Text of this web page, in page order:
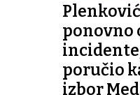
Plenković
ponovno
poručio
izbor